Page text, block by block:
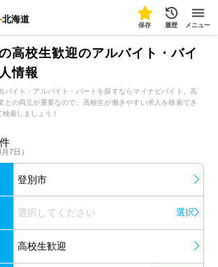
北海道
保存 履歴 メニュー
高校生歓迎のアルバイト・バイ
情報
バイト・アルバイト・パートを探すならマイナビバイト。高
との両立が重要なので、高校生が働きやすい求人を検索でき
索しましょう！
件
7日）
登別市
選択してください 選択
高校生歓迎